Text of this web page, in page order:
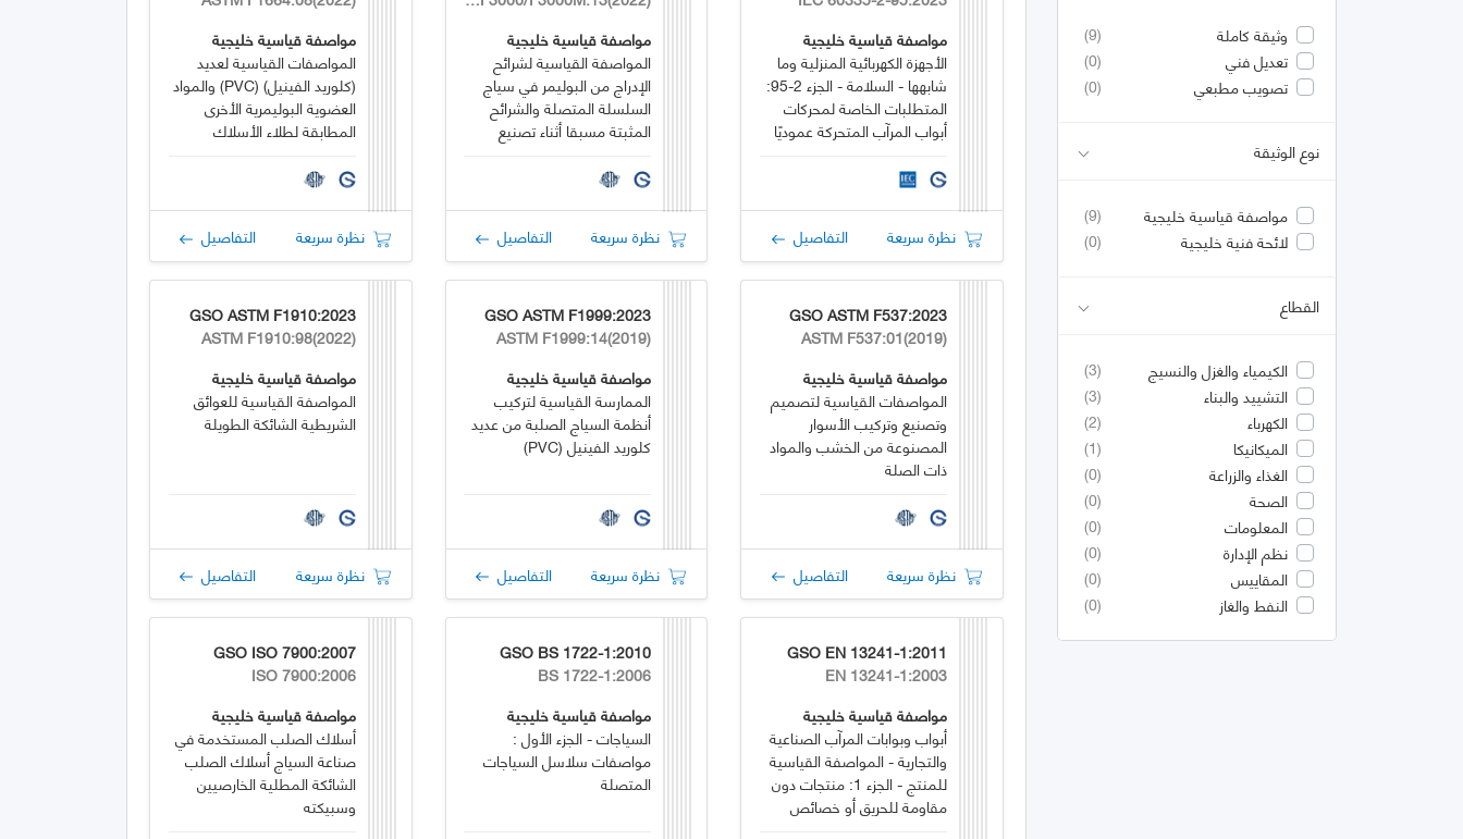
وثيقة كاملة
(9)
تعديل فني
(0)
تصويب مطبعي
(0)
نوع الوثيقة
مواصفة قياسية خليجية
(9)
لائحة فنية خليجية
(0)
القطاع
الكيمياء والغزل والنسيج
(3)
التشييد والبناء
(3)
الكهرباء
(2)
الميكانيكا
(1)
الغذاء والزراعة
(0)
الصحة
(0)
المعلومات
(0)
نظم الإدارة
(0)
المقاييس
(0)
النفط والغاز
(0)
مواصفة قياسية خليجية
الأجهزة الكهربائية المنزلية وما
شابهها - السلامة - الجزء 2-95:
المتطلبات الخاصة لمحركات
أبواب المرآب المتحركة عموديًا
نظرة سريعة التفاصيل
مواصفة قياسية خليجية
المواصفة القياسية لشرائح
الإدراج من البوليمر في سياج
السلسلة المتصلة والشرائح
المثبتة مسبقا أثناء تصنيع
لأغراض توفير الخصوصية
نظرة سريعة التفاصيل
مواصفة قياسية خليجية
المواصفات القياسية لعديد
(كلوريد الفينيل) (PVC) والمواد
العضوية البوليمرية الأخرى
المطابقة لطلاء الأسلاك
الحديدية
نظرة سريعة التفاصيل
GSO ASTM F537:2023
ASTM F537:01(2019)
مواصفة قياسية خليجية
المواصفات القياسية لتصميم
وتصنيع وتركيب الأسوار
المصنوعة من الخشب والمواد
ذات الصلة
نظرة سريعة التفاصيل
GSO ASTM F1999:2023
ASTM F1999:14(2019)
مواصفة قياسية خليجية
الممارسة القياسية لتركيب
أنظمة السياج الصلبة من عديد
كلوريد الفينيل (PVC)
نظرة سريعة التفاصيل
GSO ASTM F1910:2023
ASTM F1910:98(2022)
مواصفة قياسية خليجية
المواصفة القياسية للعوائق
الشريطية الشائكة الطويلة
نظرة سريعة التفاصيل
GSO EN 13241-1:2011
EN 13241-1:2003
مواصفة قياسية خليجية
أبواب وبوابات المرآب الصناعية
والتجارية - المواصفة القياسية
للمنتج - الجزء 1: منتجات دون
مقاومة للحريق أو خصائص
GSO BS 1722-1:2010
BS 1722-1:2006
مواصفة قياسية خليجية
السياجات - الجزء الأول :
مواصفات سلاسل السياجات
المتصلة
GSO ISO 7900:2007
ISO 7900:2006
مواصفة قياسية خليجية
أسلاك الصلب المستخدمة في
صناعة السياج أسلاك الصلب
الشائكة المطلية الخارصيين
وسبيكته